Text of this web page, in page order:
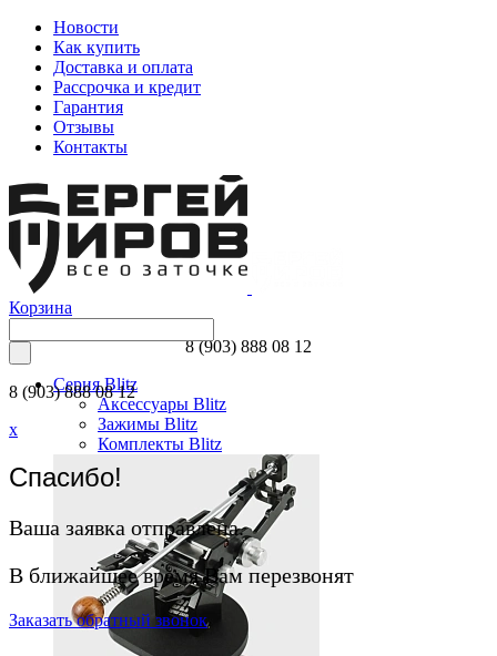
Новости
Как купить
Доставка и оплата
Рассрочка и кредит
Гарантия
Отзывы
Контакты
Корзина
8 (903) 888 08 12
x
Спасибо!
Ваша заявка отправлена.
В ближайшее время Вам перезвонят
Заказатьобратный звонок
8 (903) 888 08 12
Серия Blitz
Аксессуары Blitz
Зажимы Blitz
Комплекты Blitz